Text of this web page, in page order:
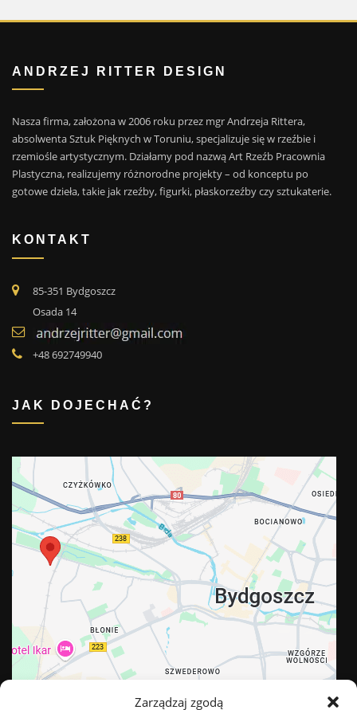
Zarządzaj zgodą
ANDRZEJ RITTER DESIGN
Nasza firma, założona w 2006 roku przez mgr Andrzeja Rittera,
absolwenta Sztuk Pięknych w Toruniu, specjalizuje się w rzeźbie i
rzemiośle artystycznym. Działamy pod nazwą Art Rzeźb Pracownia
Plastyczna, realizujemy różnorodne projekty – od konceptu po
gotowe dzieła, takie jak rzeźby, figurki, płaskorzeźby czy sztukaterie.
KONTAKT
85-351 Bydgoszcz
Osada 14
+48 692749940
JAK DOJECHAĆ?